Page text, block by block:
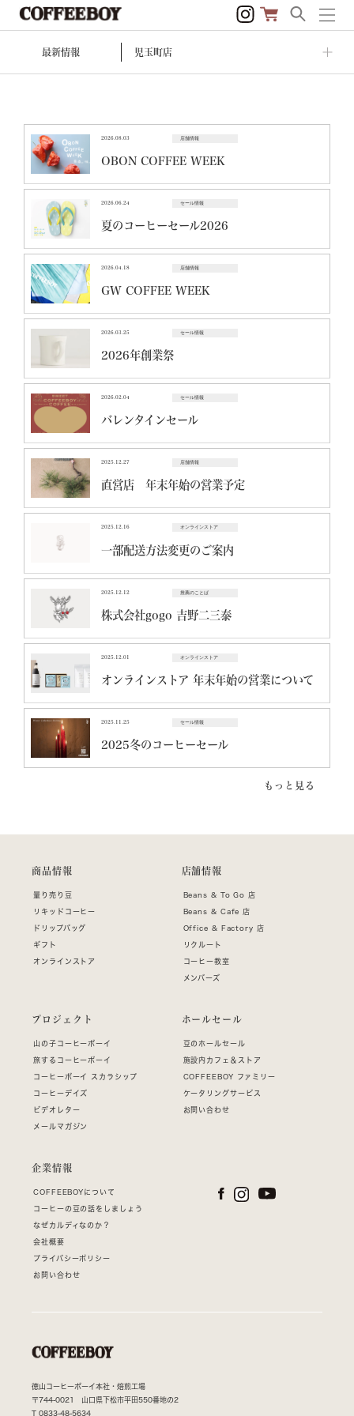
最新情報 児玉町店
2026.08.03 店舗情報
OBON COFFEE WEEK
2026.06.24 セール情報
夏のコーヒーセール2026
2026.04.18 店舗情報
GW COFFEE WEEK
2026.03.25 セール情報
2026年創業祭
2026.02.04 セール情報
バレンタインセール
2025.12.27 店舗情報
直営店 年末年始の営業予定
2025.12.16 オンラインストア
一部配送方法変更のご案内
2025.12.12 推薦のことば
株式会社gogo 吉野二三泰
2025.12.01 オンラインストア
オンラインストア 年末年始の営業について
2025.11.25 セール情報
2025冬のコーヒーセール
もっと見る
商品情報
量り売り豆
リキッドコーヒー
ドリップバッグ
ギフト
オンラインストア
店舗情報
Beans & To Go 店
Beans & Cafe 店
Office & Factory 店
リクルート
コーヒー教室
メンバーズ
プロジェクト
山の子コーヒーボーイ
旅するコーヒーボーイ
コーヒーボーイ スカラシップ
コーヒーデイズ
ビデオレター
メールマガジン
ホールセール
豆のホールセール
施設内カフェ＆ストア
COFFEEBOY ファミリー
ケータリングサービス
お問い合わせ
企業情報
COFFEEBOYについて
コーヒーの豆の話をしましょう
なぜカルディなのか？
会社概要
プライバシーポリシー
お問い合わせ
徳山コーヒーボーイ本社・焙煎工場
〒744-0021 山口県下松市平田550番地の2
T 0833-48-5634